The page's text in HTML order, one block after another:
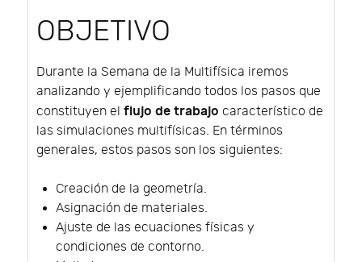
OBJETIVO
Durante la Semana de la Multifísica iremos
analizando y ejemplificando todos los pasos que
constituyen el flujo de trabajo característico de
las simulaciones multifísicas. En términos
generales, estos pasos son los siguientes:
Creación de la geometría.
Asignación de materiales.
Ajuste de las ecuaciones físicas y
condiciones de contorno.